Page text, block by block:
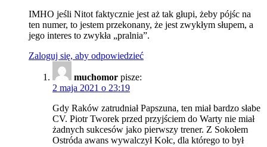
IMHO jeśli Nitot faktycznie jest aż tak głupi, żeby pójśc na
ten numer, to jestem przekonany, że jest zwykłym słupem, a
jego interes to zwykła „pralnia”.
Zaloguj się, aby odpowiedzieć
muchomor pisze:
2 maja 2021 o 23:19
Gdy Raków zatrudniał Papszuna, ten miał bardzo słabe
CV. Piotr Tworek przed przyjściem do Warty nie miał
żadnych sukcesów jako pierwszy trener. Z Sokołem
Ostróda awans wywalczył Kołc, dla którego to był